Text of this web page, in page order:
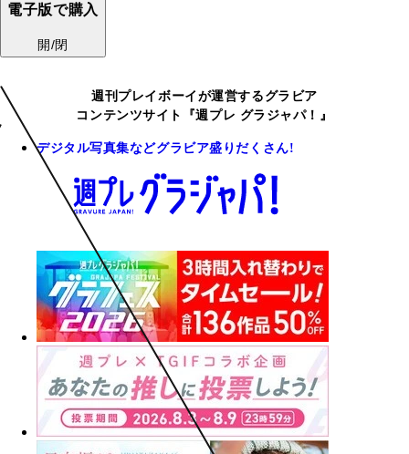
電子版で購入
開/閉
週刊プレイボーイが運営するグラビア
コンテンツサイト『週プレ グラジャパ！』
デジタル写真集などグラビア盛りだくさん!